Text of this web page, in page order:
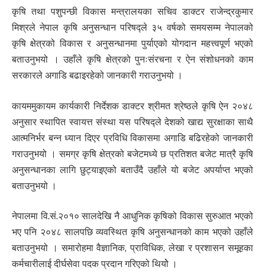
कृषि तथा पशुपन्छी विकास मन्त्रालयका सचिव डाक्टर राजेन्द्रकुमार
मिश्रले नेपाल कृषि अनुसन्धान परिषद्ले ३५ वर्षको समयसम्म नेपालको
कृषि क्षेत्रको विकास र अनुसन्धानमा पुर्याएको योगदान महत्त्वपूर्ण भएको
बताउनुभयो । उहाँले कृषि क्षेत्रको पुनःसंरचना र ऐन संशोधनको काम
सरकारले अगाडि बढाइरहेको जानकारी गराउनुभयो ।
कायममुकायम कार्यकारी निर्देशक डाक्टर श्रीमत श्रेष्ठले कृषि ऐन २०४८
अनुसार स्थापित स्वायत्त संस्था यस परिषद्ले देशको खाद्य सुरक्षाका साथै
आत्मनिर्भर बन्न ध्यान दिएर प्रविधि विकासमा अगाडि बढिरहेको जानकारी
गराउनुभयो । समग्र कृषि क्षेत्रको बजेटमध्ये छ प्रतिशत बजेट मात्रै कृषि
अनुसन्धानका लागि छुट्याइएको बताउँदै उहाँले यो बजेट अपर्याप्त भएको
बताउनुभयो ।
नेपालमा वि.सं.२०१० सालदेखि नै आधुनिक कृषिको विकास सुरुआत भएको
भए पनि २०४८ सालपछि व्यवस्थित कृषि अनुसन्धानको काम भएको उहाँले
बताउनुभयो । समारोहमा वैज्ञानिक, प्राविधिक, लेखा र प्रशासन समूहका
कर्मचारीलाई दीर्घसेवा पदक प्रदान गरिएको थियोे ।